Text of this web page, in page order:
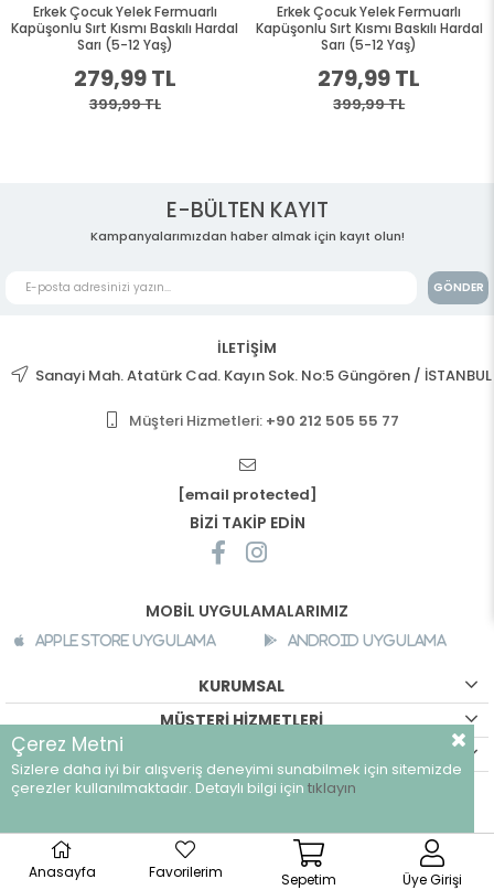
Erkek Çocuk Yelek Fermuarlı
Kapüşonlu Sırt Kısmı Baskılı Hardal
Sarı (5-12 Yaş)
279,99 TL
399,99 TL
Erkek Çocuk Yelek Fermuarlı
Kapüşonlu Sırt Kısmı Baskılı Hardal
Sarı (5-12 Yaş)
279,99 TL
399,99 TL
E-BÜLTEN KAYIT
Kampanyalarımızdan haber almak için kayıt olun!
GÖNDER
İLETİŞİM
Sanayi Mah. Atatürk Cad. Kayın Sok. No:5 Güngören / İSTANBUL
Müşteri Hizmetleri: +90 212 505 55 77
[email protected]
BİZİ TAKİP EDİN
MOBİL UYGULAMALARIMIZ
Apple Store Uygulama Android Uygulama
KURUMSAL
MÜŞTERİ HİZMETLERİ
©breeze.com.tr - Tüm hakları saklıdır.
Anasayfa Favorilerim Sepetim Üye Girişi
Çerez Metni
Sizlere daha iyi bir alışveriş deneyimi sunabilmek için sitemizde
çerezler kullanılmaktadır. Detaylı bilgi için tıklayın